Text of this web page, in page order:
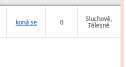
koná se 0 Sluchově,
Tělesně